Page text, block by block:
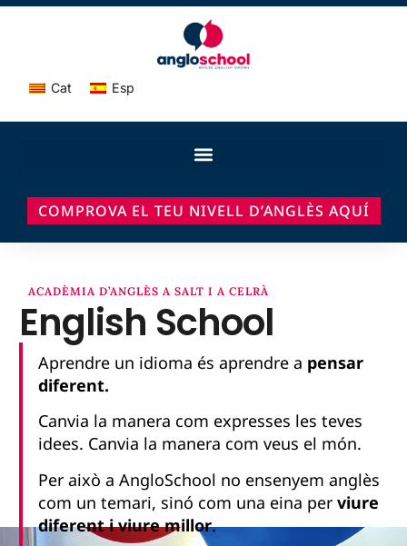
Cat Esp
COMPROVA EL TEU NIVELL D’ANGLÈS AQUÍ
ACADÈMIA D’ANGLÈS A SALT I A CELRÀ
English School
Aprendre un idioma és aprendre a pensar
diferent.
Canvia la manera com expresses les teves
idees. Canvia la manera com veus el món.
Per això a AngloSchool no ensenyem anglès
com un temari, sinó com una eina per viure
diferent i viure millor.